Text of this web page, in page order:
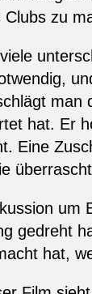
zu
hat. Er
Eine
gedreht
hat,